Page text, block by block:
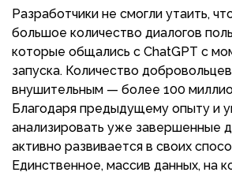
Разработчики не смогли утаить,
большое количество диалогов
которые общались с ChatGPT с
запуска. Количество
внушительным — более 100
Благодаря предыдущему опыту и
анализировать уже завершенные
активно развивается в своих
Единственное, массив данных, на